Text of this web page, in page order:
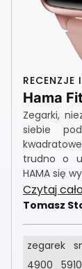
RECENZJE
Hama
Zegarki,
siebie
trudno o
HAMA się
Czytaj
Tomasz
zegarek
4900
5910